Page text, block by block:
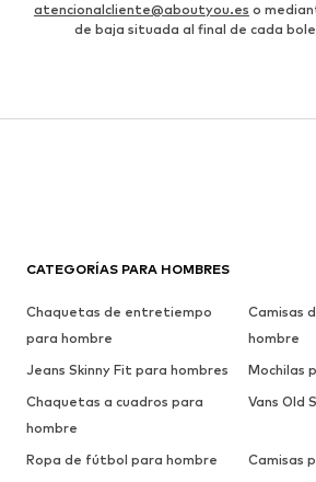
atencionalcliente@aboutyou.es o
de baja situada al final de cada
CATEGORÍAS PARA HOMBRES
Chaquetas de entretiempo
para hombre
Camisas
hombre
Jeans Skinny Fit para hombres
Mochilas
Chaquetas a cuadros para
hombre
Vans Old
Ropa de fútbol para hombre
Camisas